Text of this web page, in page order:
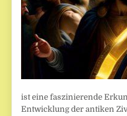
ist eine faszinierende
Entwicklung der antiken